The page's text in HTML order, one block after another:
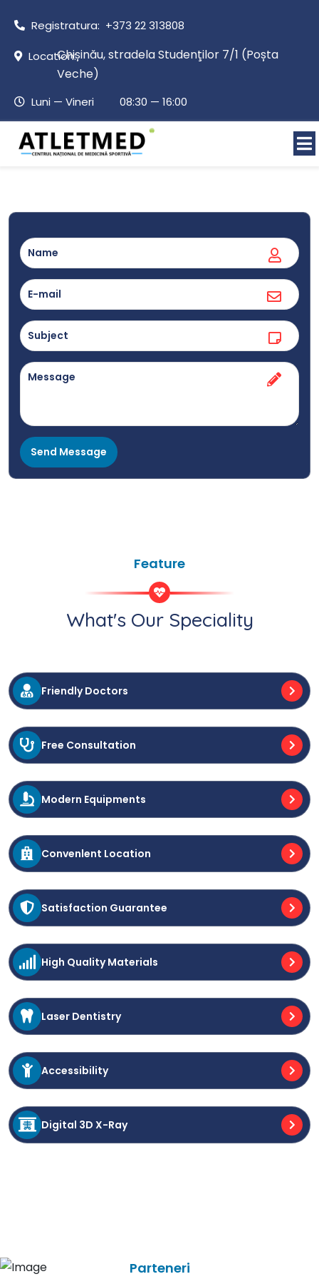
Registratura: +373 22 313808
Location:Chișinău, stradela Studenţilor 7/1 (Poșta
Veche)
Luni — Vineri 08:30 — 16:00
Feature
What's Our Speciality
Friendly Doctors
Free Consultation
Modern Equipments
Convenlent Location
Satisfaction Guarantee
High Quality Materials
Laser Dentistry
Accessibility
Digital 3D X-Ray
Parteneri